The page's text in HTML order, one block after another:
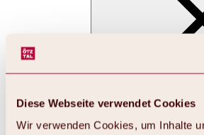
Diese Webseite verwendet Cookies
Wir verwenden Cookies, um Inhalte